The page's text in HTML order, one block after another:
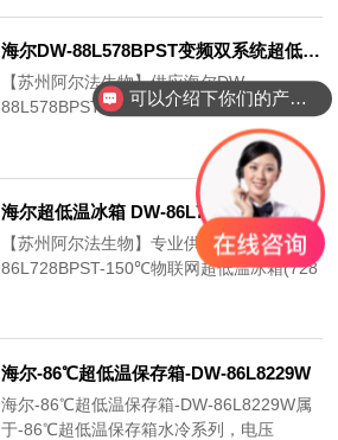
存储，广泛适用于高校各实验室、科研单位
的实验场所。
海尔DW-88L578BPST变频双系统超低温保存箱-86℃
【苏州阿尔法生物】供应海尔DW-
88L578BPST-86℃超低温保存箱，变频双
系统超低温冰箱,变频超低温冰箱,双系统深
低温冰箱,节能超低温冰箱；。查看DW-
88L578BPST变频技术详解、节能数据、参
数规格及苏州本地采购与技术服务方案。
海尔超低温冰箱 DW-86L728BPST
【苏州阿尔法生物】专业供应海尔DW-
86L728BPST-150℃物联网超低温冰箱(728
监控。查看DW-86L728BPST详细技术参
数、物联网功能演示、应用案例及苏州本地
化采购、安装与维保服务。立即咨询获取方
案！"
海尔-86℃超低温保存箱-DW-86L8229W
海尔-86℃超低温保存箱-DW-86L8229W属
于-86℃超低温保存箱水冷系列，电压
可以介绍下你们的产品么？